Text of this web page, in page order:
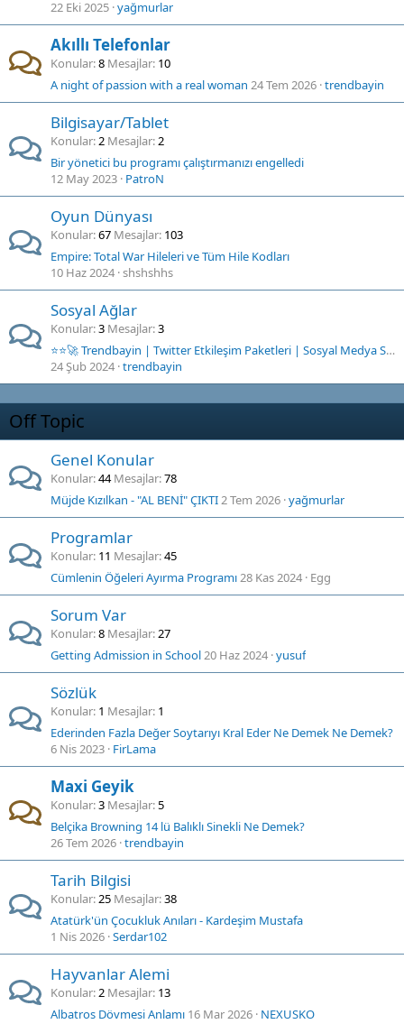
22 Eki 2025 yağmurlar
Akıllı Telefonlar
Konular 8 Mesajlar 10
A night of passion with a real woman 24 Tem 2026 trendbayin
Bilgisayar/Tablet
Konular 2 Mesajlar 2
Bir yönetici bu programı çalıştırmanızı engelledi
12 May 2023 PatroN
Oyun Dünyası
Konular 67 Mesajlar 103
Empire: Total War Hileleri ve Tüm Hile Kodları
10 Haz 2024 shshshhs
Sosyal Ağlar
Konular 3 Mesajlar 3
⭐⭐🚀 Trendbayin | Twitter Etkileşim Paketleri | Sosyal Medya Servisleri | RT - Beğeni - Takipçi ⭐
24 Şub 2024 trendbayin
Off Topic
Genel Konular
Konular 44 Mesajlar 78
Müjde Kızılkan - "AL BENİ" ÇIKTI2 Tem 2026 yağmurlar
Programlar
Konular 11 Mesajlar 45
Cümlenin Öğeleri Ayırma Programı28 Kas 2024 Egg
Sorum Var
Konular 8 Mesajlar 27
Getting Admission in School20 Haz 2024 yusuf
Sözlük
Konular 1 Mesajlar 1
Ederinden Fazla Değer Soytarıyı Kral Eder Ne Demek Ne Demek?
6 Nis 2023 FirLama
Maxi Geyik
Konular 3 Mesajlar 5
Belçika Browning 14 lü Balıklı Sinekli Ne Demek?
26 Tem 2026 trendbayin
Tarih Bilgisi
Konular 25 Mesajlar 38
Atatürk'ün Çocukluk Anıları - Kardeşim Mustafa
1 Nis 2026 Serdar102
Hayvanlar Alemi
Konular 2 Mesajlar 13
Albatros Dövmesi Anlamı 16 Mar 2026 NEXUSKO